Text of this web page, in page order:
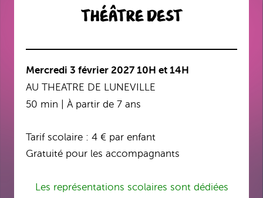
Théâtre Dest
Mercredi 3 février 2027 10H et 14H
AU THEATRE DE LUNEVILLE
50 min | À partir de 7 ans
Tarif scolaire : 4 € par enfant
Gratuité pour les accompagnants
Les représentations scolaires sont dédiées